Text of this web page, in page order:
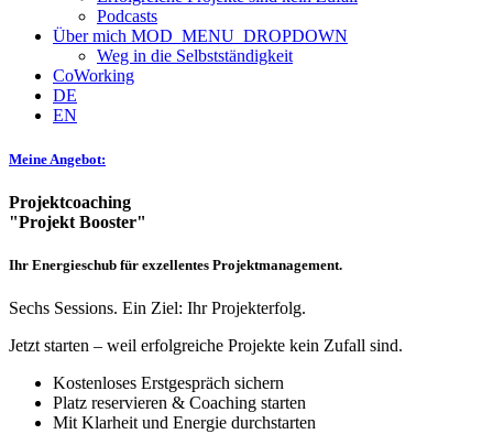
Podcasts
Über mich MOD_MENU_DROPDOWN
Weg in die Selbstständigkeit
CoWorking
DE
EN
Meine Angebot:
Projektcoaching
"Projekt Booster"
Ihr Energieschub für exzellentes Projektmanagement.
Sechs Sessions. Ein Ziel: Ihr Projekterfolg.
Jetzt starten – weil erfolgreiche Projekte kein Zufall sind.
Kostenloses Erstgespräch sichern
Platz reservieren & Coaching starten
Mit Klarheit und Energie durchstarten